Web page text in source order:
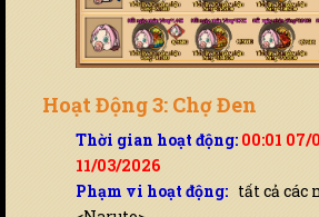
Hoạt Động 3: Chợ Đen
Thời gian hoạt động: 00:01
11/03/2026
Phạm vi hoạt động: tất cả các